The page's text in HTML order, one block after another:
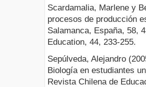
Scardamalia, Marlene y
procesos de producción
Salamanca, España, 58,
Education, 44, 233-255.
Sepúlveda, Alejandro
Biología en estudiantes
Revista Chilena de